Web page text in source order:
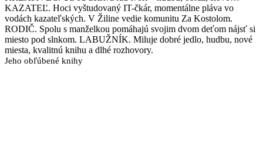
KAZATEĽ. Hoci vyštudovaný IT-čkár, momentálne pláva vo
vodách kazateľských. V Žiline vedie komunitu Za Kostolom.
RODIČ. Spolu s manželkou pomáhajú svojim dvom deťom nájsť si
miesto pod slnkom. LABUŽNÍK. Miluje dobré jedlo, hudbu, nové
miesta, kvalitnú knihu a dlhé rozhovory.
Jeho obľúbené knihy